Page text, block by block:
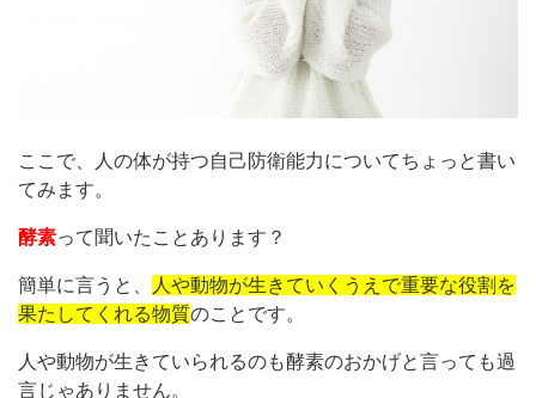
ここで、人の体が持つ自己防衛能力についてちょっと書い
てみます。
酵素って聞いたことあります？
簡単に言うと、
人や動物が生きていくうえで重要な役割を
果たしてくれる物質のことです。
人や動物が生きていられるのも酵素のおかげと言っても過
言じゃありません。